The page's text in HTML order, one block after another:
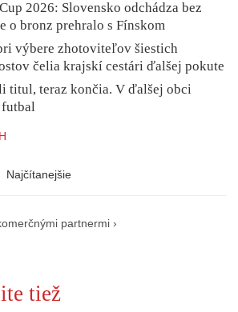
2026: Slovensko odchádza bez
o bronz prehralo s Fínskom
výbere zhotoviteľov šiestich
čelia krajskí cestári ďalšej pokute
titul, teraz končia. V ďalšej obci
Najčítanejšie
partnermi ›
tiež